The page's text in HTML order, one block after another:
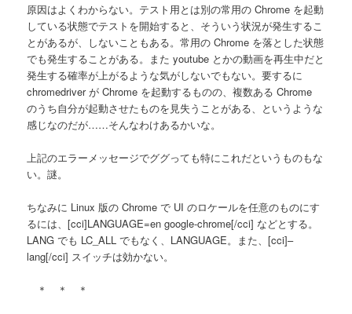
原因はよくわからない。テスト用とは別の常用の Chrome を起動
している状態でテストを開始すると、そういう状況が発生するこ
とがあるが、しないこともある。常用の Chrome を落とした状態
でも発生することがある。また youtube とかの動画を再生中だと
発生する確率が上がるような気がしないでもない。要するに
chromedriver が Chrome を起動するものの、複数ある Chrome
のうち自分が起動させたものを見失うことがある、というような
感じなのだが……そんなわけあるかいな。
上記のエラーメッセージでググっても特にこれだというものもな
い。謎。
ちなみに Linux 版の Chrome で UI のロケールを任意のものにす
るには、[cci]LANGUAGE=en google-chrome[/cci] などとする。
LANG でも LC_ALL でもなく、LANGUAGE。また、[cci]–
lang[/cci] スイッチは効かない。
＊ ＊ ＊